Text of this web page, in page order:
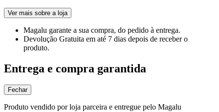
Ver mais sobre a loja
Magalu garante a sua compra, do pedido à entrega.
Devolução Gratuita em até 7 dias depois de receber o
produto.
Entrega e compra garantida
Fechar
Produto vendido por loja parceira e entregue pelo Magalu